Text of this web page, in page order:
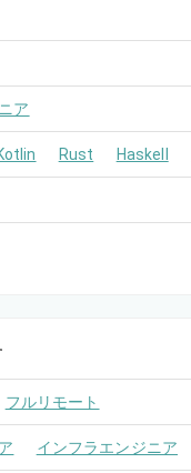
ア
Rust Haskell
フルリモート
インフラエンジニア